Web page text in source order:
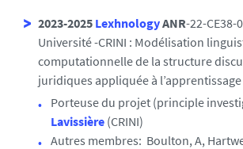
2023-2025 LexhnologyANR-22-CE38-
Université -CRINI : Modélisation
computationnelle de la structure
juridiques appliquée à
Porteuse du projet (principle
Lavissière (CRINI)
Autres membres: Boulton, A,